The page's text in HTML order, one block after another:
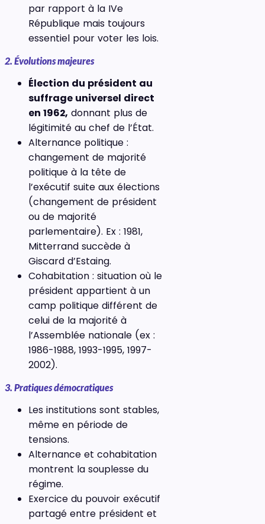
par rapport à la IVe
République mais toujours
essentiel pour voter les lois.
2. Évolutions majeures
Élection du président au
suffrage universel direct
en 1962, donnant plus de
légitimité au chef de l’État.
Alternance politique :
changement de majorité
politique à la tête de
l’exécutif suite aux élections
(changement de président
ou de majorité
parlementaire). Ex : 1981,
Mitterrand succède à
Giscard d’Estaing.
Cohabitation : situation où le
président appartient à un
camp politique différent de
celui de la majorité à
l’Assemblée nationale (ex :
1986-1988, 1993-1995, 1997-
2002).
3. Pratiques démocratiques
Les institutions sont stables,
même en période de
tensions.
Alternance et cohabitation
montrent la souplesse du
régime.
Exercice du pouvoir exécutif
partagé entre président et